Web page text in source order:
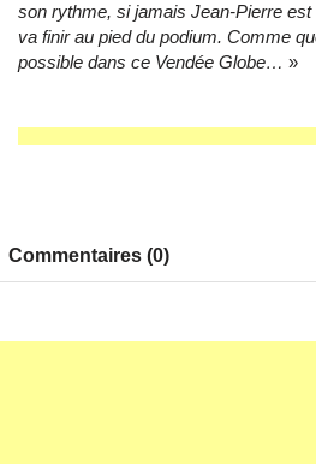
son rythme, si jamais Jean-Pierre est
va finir au pied du podium. Comme
possible dans ce Vendée Globe… »
Commentaires (0)